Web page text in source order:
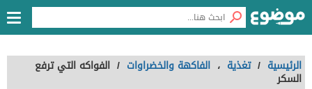
الرئيسية / تغذية ، الفاكهة والخضراوات / الفواكه التي ترفع
السكر